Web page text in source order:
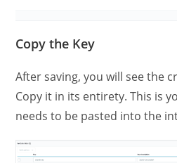
Copy the Key
After saving, you will see the
Copy it in its entirety. This is
needs to be pasted into the